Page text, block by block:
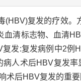
(HBV)复发的疗效
清标志物、血清
发:复发病例中2例
人术后HBV复发
后HBV复发的重要